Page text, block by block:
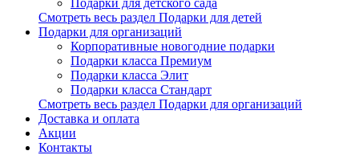
Смотреть весь раздел Подарки для детей
Подарки для организаций
Корпоративные новогодние подарки
Подарки класса Премиум
Подарки класса Элит
Подарки класса Стандарт
Смотреть весь раздел Подарки для организаций
Доставка и оплата
Акции
Контакты